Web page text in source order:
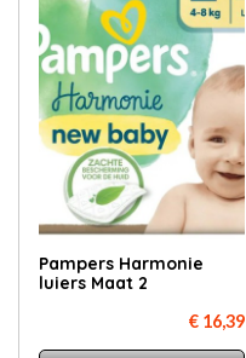
Pampers Harmonie
luiers Maat 2
€ 16,39